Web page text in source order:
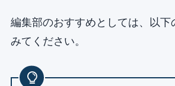
編集部のおすすめとしては、以下
みてください。